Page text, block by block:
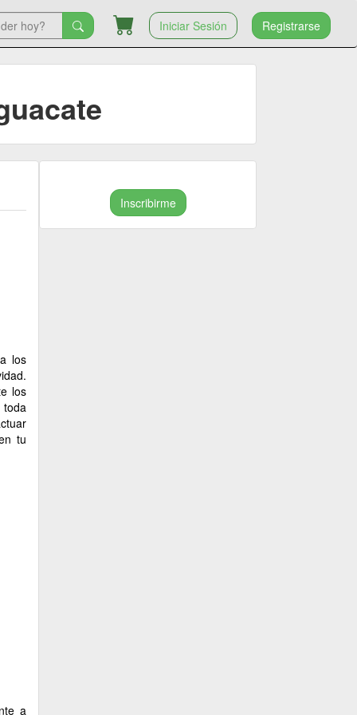
Iniciar Sesión Registrarse
Inscribirme
los
los
toda
tu
a